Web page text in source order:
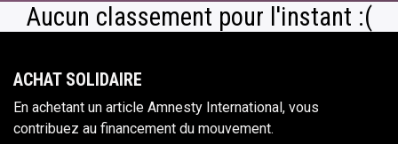
Aucun classement pour l'instant :(
ACHAT S​OLIDAIRE
En achetant un article Amnesty International, vous
contribuez au financement du mouvement.